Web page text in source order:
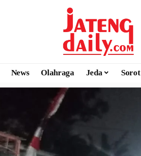
News Olahraga Jeda Sorot